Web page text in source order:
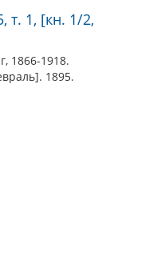
т. 1, [кн. 1/2,
1866-1918.
1895.